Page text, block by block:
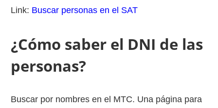
Link: Buscar personas en el SAT
¿Cómo saber el DNI de las
personas?
Buscar por nombres en el MTC. Una página para